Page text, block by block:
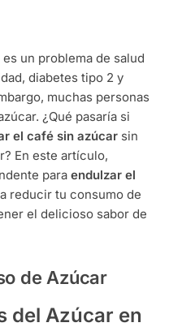
un problema de salud
diabetes tipo 2 y
muchas personas
¿Qué pasaría si
el café sin azúcar sin
En este artículo,
para endulzar el
reducir tu consumo de
el delicioso sabor de
de Azúcar
del Azúcar en